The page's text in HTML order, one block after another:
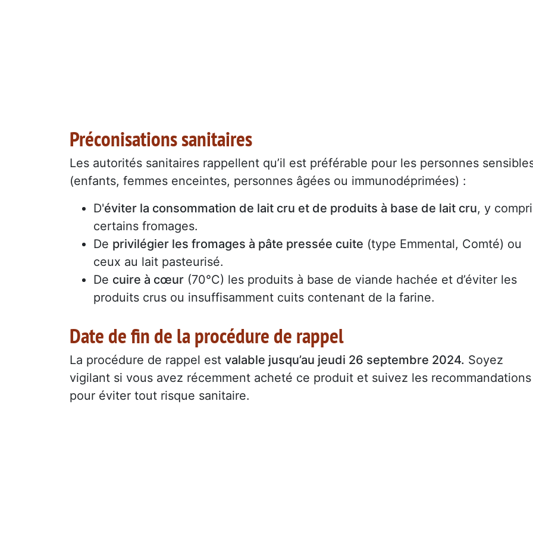
Préconisations sanitaires
Les autorités sanitaires rappellent qu’il est préférable pour les personnes
(enfants, femmes enceintes, personnes âgées ou immunodéprimées) :
D'éviter la consommation de lait cru et de produits à base de lait cru, y
certains fromages.
De privilégier les fromages à pâte pressée cuite (type Emmental, Comté) ou
ceux au lait pasteurisé.
De cuire à cœur (70°C) les produits à base de viande hachée et d’éviter les
produits crus ou insuffisamment cuits contenant de la farine.
Date de fin de la procédure de rappel
La procédure de rappel est valable jusqu’au jeudi 26 septembre 2024. Soyez
vigilant si vous avez récemment acheté ce produit et suivez les recommandations
pour éviter tout risque sanitaire.